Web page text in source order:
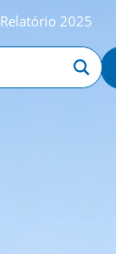
Relatório 2025